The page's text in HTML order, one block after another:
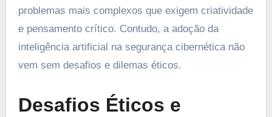
problemas mais complexos que exigem criatividade
e pensamento crítico. Contudo, a adoção da
inteligência artificial na segurança cibernética não
vem sem desafios e dilemas éticos.
Desafios Éticos e